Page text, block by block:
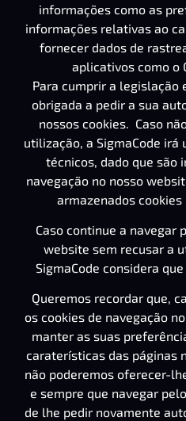
informações como as
informações relativas ao
fornecer dados de
aplicativos como o
Para cumprir a legislação
obrigada a pedir a sua
nossos cookies. Caso
utilização, a SigmaCode
técnicos, dado que são
navegação no nosso
armazenados cookies
Caso continue a navegar
website sem recusar a
SigmaCode considera
Queremos recordar que,
os cookies de navegação
manter as suas
caraterísticas das páginas
não poderemos oferecer-
e sempre que navegar
de lhe pedir novamente